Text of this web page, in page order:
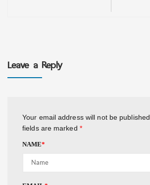
Leave a Reply
Your email address will not be published.
fields are marked *
NAME*